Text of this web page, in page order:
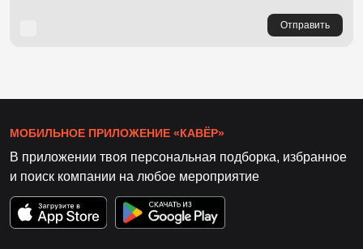
Отправить
МОБИЛЬНОЕ ПРИЛОЖЕНИЕ «КАВЁР»
В приложении твоя персональная подборка, избранное
и поиск компании на любое мероприятие